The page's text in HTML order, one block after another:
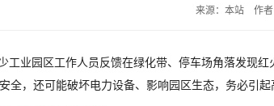
来源：本站 作
工业园区工作人员反馈在绿化带、停车场角落发现红
全，还可能破坏电力设备、影响园区生态，务必引